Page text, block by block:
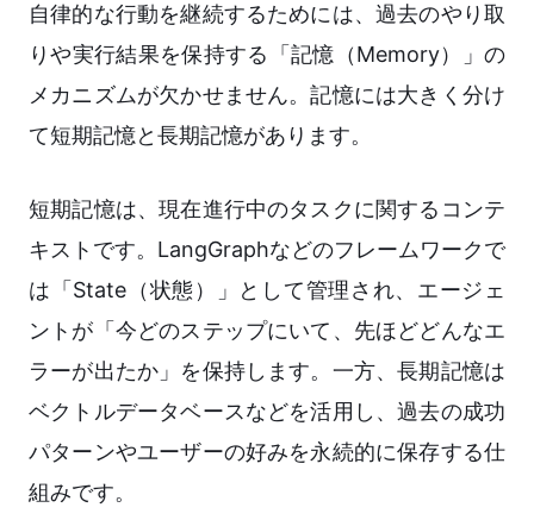
自律的な行動を継続するためには、過去のやり取
りや実行結果を保持する「記憶（Memory）」の
メカニズムが欠かせません。記憶には大きく分け
て短期記憶と長期記憶があります。
短期記憶は、現在進行中のタスクに関するコンテ
キストです。LangGraphなどのフレームワークで
は「State（状態）」として管理され、エージェ
ントが「今どのステップにいて、先ほどどんなエ
ラーが出たか」を保持します。一方、長期記憶は
ベクトルデータベースなどを活用し、過去の成功
パターンやユーザーの好みを永続的に保存する仕
組みです。